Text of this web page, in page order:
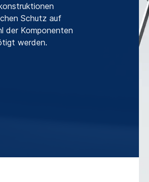
Schutz auf
der Komponenten
werden.